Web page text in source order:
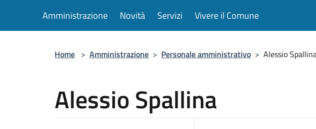
Amministrazione Novità Servizi Vivere il Comune
Home > Amministrazione > Personale amministrativo > Alessio
Alessio Spallina